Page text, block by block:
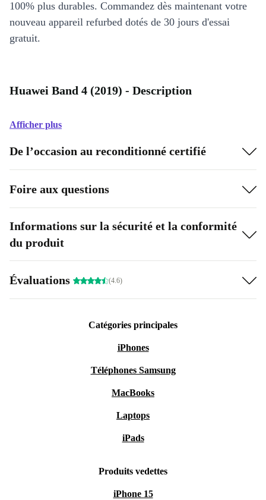
100% plus durables. Commandez dès maintenant votre
nouveau appareil refurbed dotés de 30 jours d'essai
gratuit.
Huawei Band 4 (2019) - Description
Afficher plus
De l’occasion au reconditionné certifié
Foire aux questions
Informations sur la sécurité et la conformité
du produit
Évaluations (4.6)
Catégories principales
iPhones
Téléphones Samsung
MacBooks
Laptops
iPads
Produits vedettes
iPhone 15